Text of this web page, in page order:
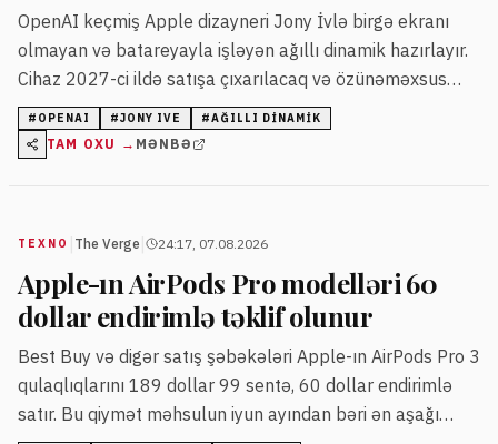
OpenAI keçmiş Apple dizayneri Jony İvlə birgə ekranı
olmayan və batareyayla işləyən ağıllı dinamik hazırlayır.
Cihaz 2027-ci ildə satışa çıxarılacaq və özünəməxsus
dizaynla hərəkətli hissələrə malik olacaq.
# OPENAI #JONY IVE #AĞILLI DINAMIK
TAM OXU → MƏNBƏ
TEXNO The Verge 24:17, 07.08.2026
Apple-ın AirPods Pro modelləri 60
dollar endirimlə təklif olunur
Best Buy və digər satış şəbəkələri Apple-ın AirPods Pro 3
qulaqlıqlarını 189 dollar 99 sentə, 60 dollar endirimlə
satır. Bu qiymət məhsulun iyun ayından bəri ən aşağı